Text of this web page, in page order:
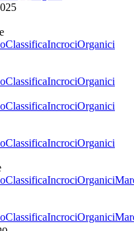
ClassificaIncrociOrganici
ClassificaIncrociOrganici
ClassificaIncrociOrganici
ClassificaIncrociOrganici
ClassificaIncrociOrganici
ClassificaIncrociOrganici